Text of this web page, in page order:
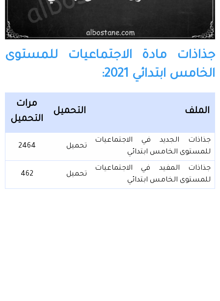
جذاذات مادة الاجتماعيات للمستوى
الخامس ابتدائي 2021:
الملف التحميل
مرات
التحميل
جذاذات الجديد في الاجتماعيات
للمستوى الخامس ابتدائي
تحميل 2464
جذاذات المفيد في الاجتماعيات
للمستوى الخامس ابتدائي
تحميل 462